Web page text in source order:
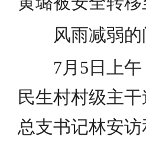
风雨减弱的
7月5日上午
民生村村级主
总支书记林安